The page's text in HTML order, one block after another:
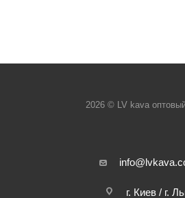
2026 © LV kava
г. Киев / г.